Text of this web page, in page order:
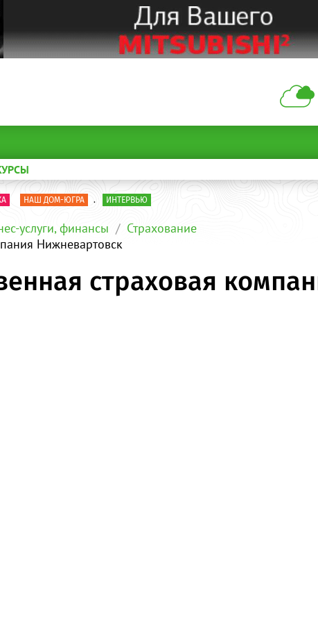
НАШ ДОМ-ЮГРА . ИНТЕРВЬЮ
услуги, финансы
Страхование
Нижневартовск
страховая